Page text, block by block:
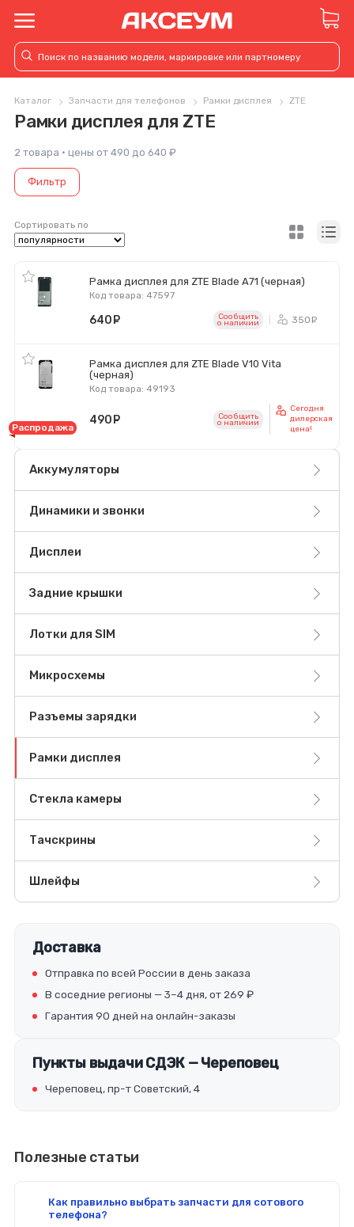
Каталог Запчасти для телефонов Рамки дисплея ZTE
Рамки дисплея для ZTE
2 товара · цены от 490 до 640 ₽
Фильтр
Сортировать по
Рамка дисплея для ZTE Blade A71 (черная)
Код товара: 47597
640 Сообщить
o наличии 350
Рамка дисплея для ZTE Blade V10 Vita
(черная)
Код товара: 49193
Распродажа
490 Сообщить
o наличии
Сегодня
дилерская
цена!
Аккумуляторы
Динамики и звонки
Дисплеи
Задние крышки
Лотки для SIM
Микросхемы
Разъемы зарядки
Рамки дисплея
Стекла камеры
Тачскрины
Шлейфы
Доставка
Отправка по всей России в день заказа
В соседние регионы — 3–4 дня, от 269 ₽
Гарантия 90 дней на онлайн-заказы
Пункты выдачи СДЭК — Череповец
Череповец, пр-т Советский, 4
Полезные статьи
Как правильно выбрать запчасти для сотового
телефона?